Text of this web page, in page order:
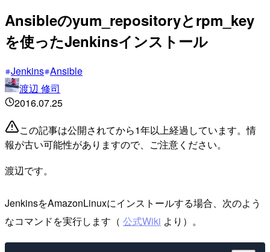
Ansibleのyum_repositoryとrpm_key
を使ったJenkinsインストール
Jenkins Ansible
渡辺 修司
2016.07.25
この記事は公開されてから1年以上経過しています。情
報が古い可能性がありますので、ご注意ください。
渡辺です。
JenkinsをAmazonLinuxにインストールする場合、次のよう
なコマンドを実行します（ 公式Wiki より）。